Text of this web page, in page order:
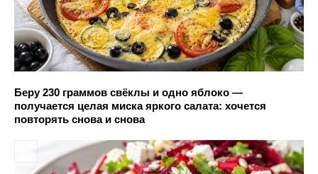
Беру 230 граммов свёклы и одно яблоко —
получается целая миска яркого салата: хочется
повторять снова и снова